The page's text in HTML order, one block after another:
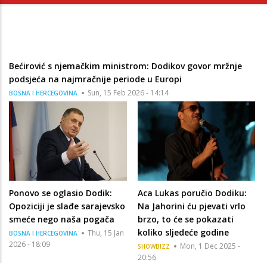
Bećirović s njemačkim ministrom: Dodikov govor mržnje
podsjeća na najmračnije periode u Europi
BOSNA I HERCEGOVINA Sun, 15 Feb 2026 - 14:14
Ponovo se oglasio Dodik:
Opoziciji je slađe sarajevsko
smeće nego naša pogača
BOSNA I HERCEGOVINA
Thu, 15 Jan
2026 - 18:09
Aca Lukas poručio Dodiku:
Na Jahorini ću pjevati vrlo
brzo, to će se pokazati
koliko sljedeće godine
SHOWBIZZ
Mon, 1 Dec 2025 -
20:56